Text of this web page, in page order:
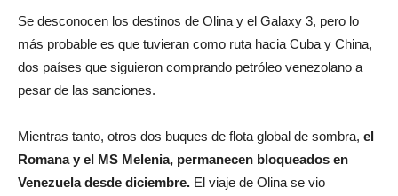
Se desconocen los destinos de Olina y el Galaxy 3, pero lo
más probable es que tuvieran como ruta hacia Cuba y China,
dos países que siguieron comprando petróleo venezolano a
pesar de las sanciones.
Mientras tanto, otros dos buques de flota global de sombra, el
Romana y el MS Melenia, permanecen bloqueados en
Venezuela desde diciembre. El viaje de Olina se vio